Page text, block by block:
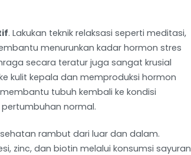
. Lakukan teknik relaksasi seperti meditasi,
menurunkan kadar hormon stres
secara teratur juga sangat krusial
kulit kepala dan memproduksi hormon
tubuh kembali ke kondisi
normal.
rambut dari luar dan dalam.
zinc, dan biotin melalui konsumsi sayuran